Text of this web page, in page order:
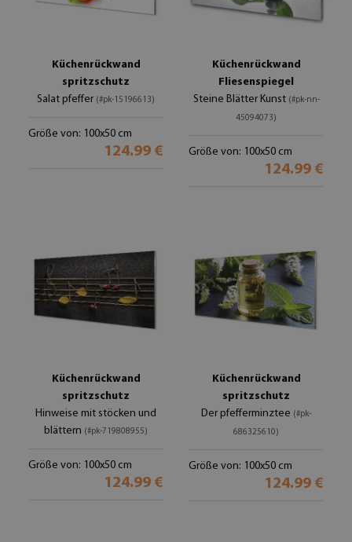
Küchenrückwand
spritzschutz
Salat pfeffer (#pk-15196613)
Größe von: 100x50 cm
124.99 €
Küchenrückwand
Fliesenspiegel
Steine Blätter Kunst (#pk-nn-
45094073)
Größe von: 100x50 cm
124.99 €
Küchenrückwand
spritzschutz
Hinweise mit stöcken und
blättern (#pk-719808955)
Größe von: 100x50 cm
124.99 €
Küchenrückwand
spritzschutz
Der pfefferminztee (#pk-
686325610)
Größe von: 100x50 cm
124.99 €